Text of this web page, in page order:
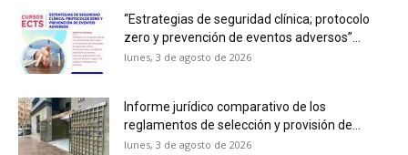
“Estrategias de seguridad clínica; protocolo
zero y prevención de eventos adversos”...
lunes, 3 de agosto de 2026
Informe jurídico comparativo de los
reglamentos de selección y provisión de...
lunes, 3 de agosto de 2026